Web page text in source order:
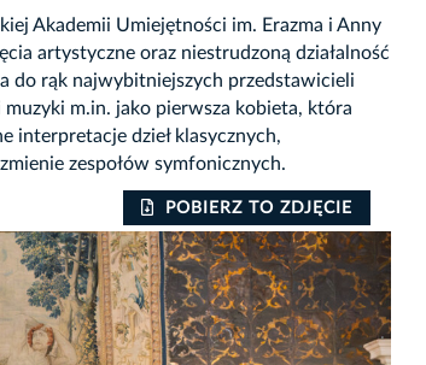
Akademii Umiejętności im. Erazma i Anny
artystyczne oraz niestrudzoną działalność
do rąk najwybitniejszych przedstawicieli
m.in. jako pierwsza kobieta, która
interpretacje dzieł klasycznych,
zespołów symfonicznych.
POBIERZ TO ZDJĘCIE